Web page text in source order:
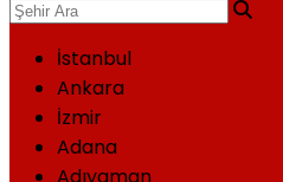
İstanbul
Ankara
İzmir
Adana